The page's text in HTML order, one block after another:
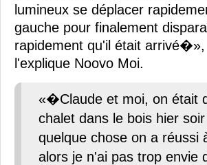
lumineux se déplacer
gauche pour finalement
rapidement qu'il était
l'explique Noovo Moi.
«�Claude et moi, on était
chalet dans le bois hier
quelque chose on a réussi
alors je n'ai pas trop envie